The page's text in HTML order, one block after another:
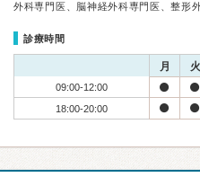
外科専門医、脳神経外科専門医、整形
診療時間
月 火
09:00-12:00
18:00-20:00